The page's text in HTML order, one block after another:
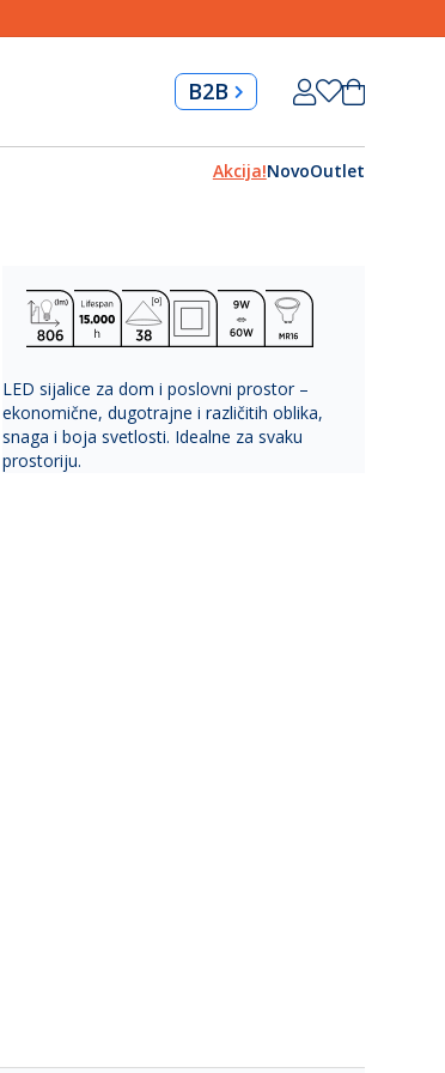
B2B Korpa
Akcija!NovoOutlet
LED sijalice za dom i poslovni prostor –
ekonomične, dugotrajne i različitih oblika,
snaga i boja svetlosti. Idealne za svaku
prostoriju.